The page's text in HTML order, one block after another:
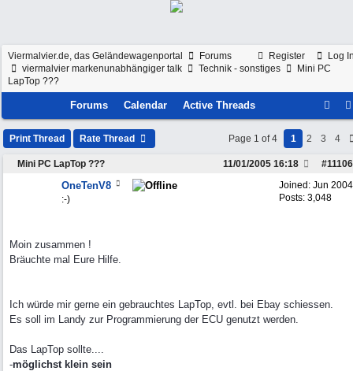
Register Log
Viermalvier.de, das Geländewagenportal
Forums
viermalvier markenunabhängiger talk
Technik - sonstiges
Mini PC
LapTop ???
Forums Calendar Active Threads
Print Thread Rate Thread Page 1 of 4 1 2 3 4
Mini PC LapTop ??? #11106
11/01/2005 16:18
Joined: Jun 2004
Posts: 3,048
OneTenV8
:-)
Moin zusammen !
Bräuchte mal Eure Hilfe.
Ich würde mir gerne ein gebrauchtes LapTop, evtl. bei Ebay schiessen.
Es soll im Landy zur Programmierung der ECU genutzt werden.
Das LapTop sollte....
-möglichst klein sein